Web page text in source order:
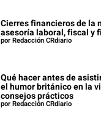
Cierres financieros de la
asesoría laboral, fiscal y
por Redacción CRdiario
Qué hacer antes de
el humor británico en la
consejos prácticos
por Redacción CRdiario